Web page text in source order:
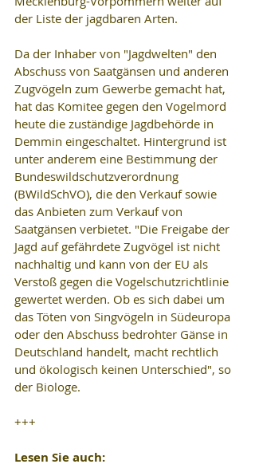
der Liste der jagdbaren Arten.
Da der Inhaber von "Jagdwelten" den
Abschuss von Saatgänsen und anderen
Zugvögeln zum Gewerbe gemacht hat,
hat das Komitee gegen den Vogelmord
heute die zuständige Jagdbehörde in
Demmin eingeschaltet. Hintergrund ist
unter anderem eine Bestimmung der
Bundeswildschutzverordnung
(BWildSchVO), die den Verkauf sowie
das Anbieten zum Verkauf von
Saatgänsen verbietet. "Die Freigabe der
Jagd auf gefährdete Zugvögel ist nicht
nachhaltig und kann von der EU als
Verstoß gegen die Vogelschutzrichtlinie
gewertet werden. Ob es sich dabei um
das Töten von Singvögeln in Südeuropa
oder den Abschuss bedrohter Gänse in
Deutschland handelt, macht rechtlich
und ökologisch keinen Unterschied", so
der Biologe.
+++
Lesen Sie auch: